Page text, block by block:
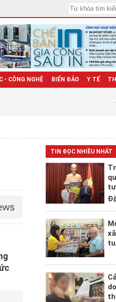
- CÔNG NGHỆ BIỂN ĐẢO Y TẾ
TIN ĐỌC NHIỀU NHẤT